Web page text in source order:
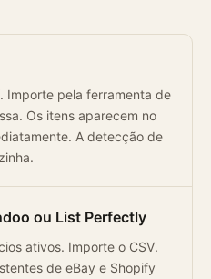
Importe pela ferramenta de
Os itens aparecem no
A detecção de
ou List Perfectly
ativos. Importe o CSV.
de eBay e Shopify